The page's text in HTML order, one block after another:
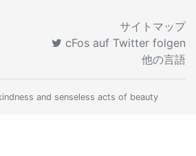
サイトマップ
cFos auf Twitter folgen
他の言語
and senseless acts of beauty